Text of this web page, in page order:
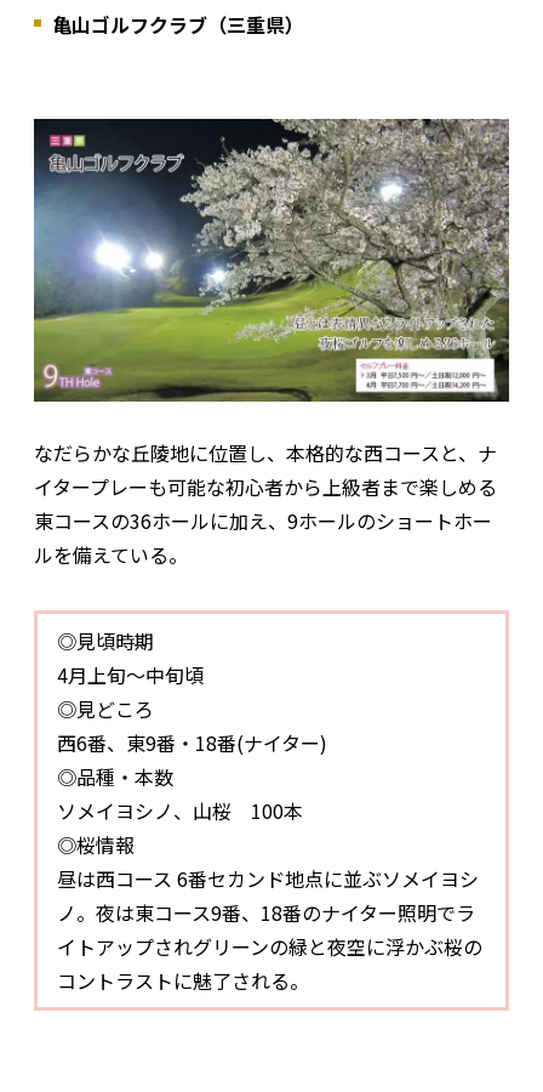
亀山ゴルフクラブ（三重県）
なだらかな丘陵地に位置し、本格的な西コースと、ナ
イタープレーも可能な初心者から上級者まで楽しめる
東コースの36ホールに加え、9ホールのショートホー
ルを備えている。
◎見頃時期
4月上旬～中旬頃
◎見どころ
西6番、東9番・18番(ナイター)
◎品種・本数
ソメイヨシノ、山桜 100本
◎桜情報
昼は西コース 6番セカンド地点に並ぶソメイヨシ
ノ。夜は東コース9番、18番のナイター照明でラ
イトアップされグリーンの緑と夜空に浮かぶ桜の
コントラストに魅了される。